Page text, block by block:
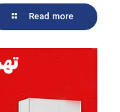
Read more